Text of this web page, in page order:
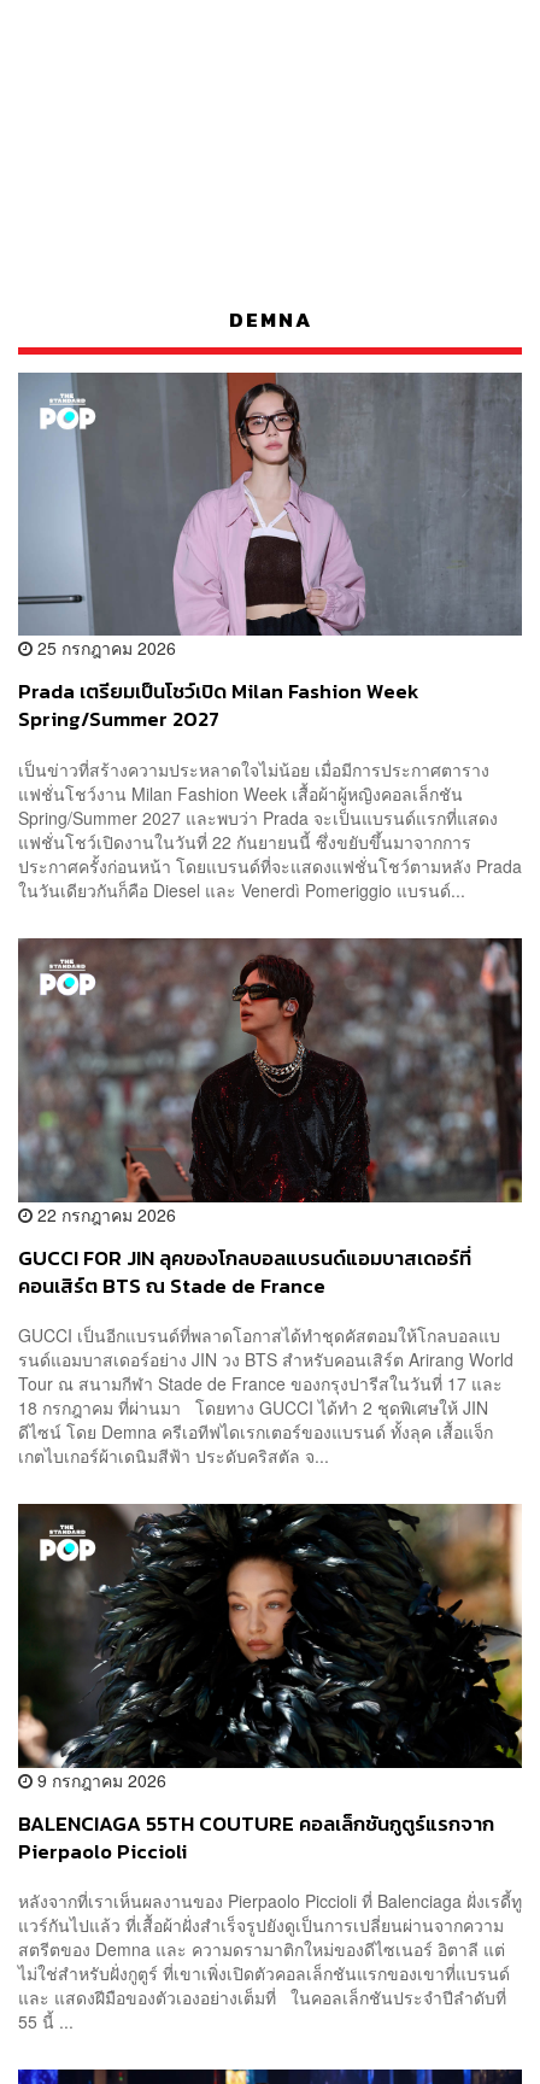
DEMNA
25 กรกฎาคม 2026
Prada เตรียมเป็นโชว์เปิด Milan Fashion Week
Spring/Summer 2027
เป็นข่าวที่สร้างความประหลาดใจไม่น้อย เมื่อมีการประกาศตาราง
แฟชั่นโชว์งาน Milan Fashion Week เสื้อผ้าผู้หญิงคอลเล็กชัน
Spring/Summer 2027 และพบว่า Prada จะเป็นแบรนด์แรกที่แสดง
แฟชั่นโชว์เปิดงานในวันที่ 22 กันยายนนี้ ซึ่งขยับขึ้นมาจากการ
ประกาศครั้งก่อนหน้า โดยแบรนด์ที่จะแสดงแฟชั่นโชว์ตามหลัง Prada
ในวันเดียวกันก็คือ Diesel และ Venerdì Pomeriggio แบรนด์...
22 กรกฎาคม 2026
GUCCI FOR JIN ลุคของโกลบอลแบรนด์แอมบาสเดอร์ที่
คอนเสิร์ต BTS ณ Stade de France
GUCCI เป็นอีกแบรนด์ที่พลาดโอกาสได้ทำชุดคัสตอมให้โกลบอลแบ
รนด์แอมบาสเดอร์อย่าง JIN วง BTS สำหรับคอนเสิร์ต Arirang World
Tour ณ สนามกีฬา Stade de France ของกรุงปารีสในวันที่ 17 และ
18 กรกฎาคม ที่ผ่านมา โดยทาง GUCCI ได้ทำ 2 ชุดพิเศษให้ JIN
ดีไซน์ โดย Demna ครีเอทีฟไดเรกเตอร์ของแบรนด์ ทั้งลุค เสื้อแจ็ก
เกตไบเกอร์ผ้าเดนิมสีฟ้า ประดับคริสตัล จ...
9 กรกฎาคม 2026
BALENCIAGA 55TH COUTURE คอลเล็กชันกูตูร์แรกจาก
Pierpaolo Piccioli
หลังจากที่เราเห็นผลงานของ Pierpaolo Piccioli ที่ Balenciaga ฝั่งเรดี้ทู
แวร์กันไปแล้ว ที่เสื้อผ้าฝั่งสำเร็จรูปยังดูเป็นการเปลี่ยนผ่านจากความ
สตรีตของ Demna และ ความดรามาติกใหม่ของดีไซเนอร์ อิตาลี แต่
ไม่ใช่สำหรับฝั่งกูตูร์ ที่เขาเพิ่งเปิดตัวคอลเล็กชันแรกของเขาที่แบรนด์
และ แสดงฝีมือของตัวเองอย่างเต็มที่ ในคอลเล็กชันประจำปีลำดับที่
55 นี้ ...